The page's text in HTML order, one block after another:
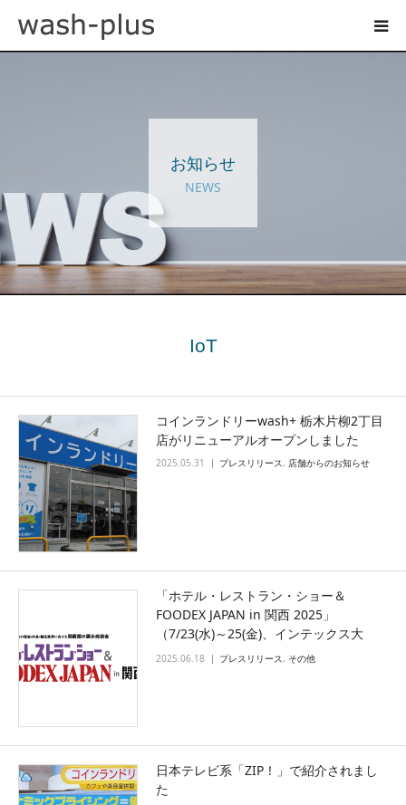
お知らせ
NEWS
IoT
コインランドリーwash+ 栃木片柳2丁目
店がリニューアルオープンしました
2025.05.31 プレスリリース, 店舗からのお知らせ
「ホテル・レストラン・ショー＆
FOODEX JAPAN in 関西 2025」
（7/23(水)～25(金)、インテックス大
阪）に出展します
2025.06.18 プレスリリース, その他
日本テレビ系「ZIP！」で紹介されまし
た
お知らせ
採用情報